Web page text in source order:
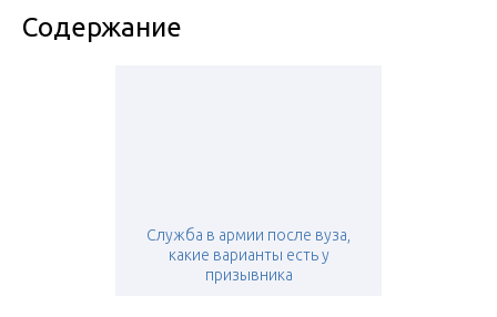
Содержание
Служба в армии после вуза,
какие варианты есть у
призывника